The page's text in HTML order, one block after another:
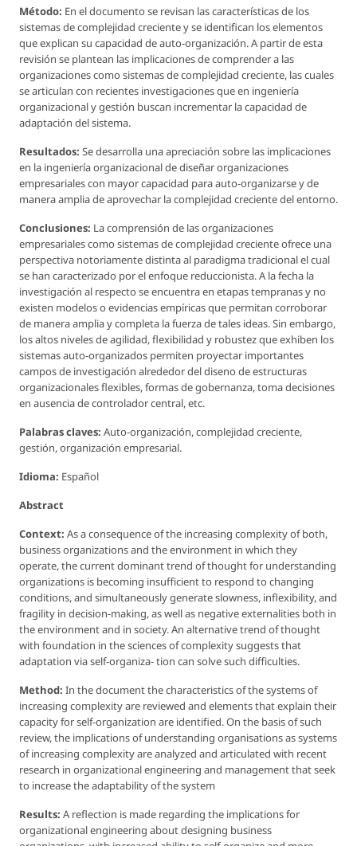
Método: En el documento se revisan las características de los
sistemas de complejidad creciente y se identifican los elementos
que explican su capacidad de auto-organización. A partir de esta
revisión se plantean las implicaciones de comprender a las
organizaciones como sistemas de complejidad creciente, las cuales
se articulan con recientes investigaciones que en ingeniería
organizacional y gestión buscan incrementar la capacidad de
adaptación del sistema.
Resultados: Se desarrolla una apreciación sobre las implicaciones
en la ingeniería organizacional de diseñar organizaciones
empresariales con mayor capacidad para auto-organizarse y de
manera amplia de aprovechar la complejidad creciente del entorno.
Conclusiones: La comprensión de las organizaciones
empresariales como sistemas de complejidad creciente ofrece una
perspectiva notoriamente distinta al paradigma tradicional el cual
se han caracterizado por el enfoque reduccionista. A la fecha la
investigación al respecto se encuentra en etapas tempranas y no
existen modelos o evidencias empíricas que permitan corroborar
de manera amplia y completa la fuerza de tales ideas. Sin embargo,
los altos niveles de agilidad, flexibilidad y robustez que exhiben los
sistemas auto-organizados permiten proyectar importantes
campos de investigación alrededor del diseno de estructuras
organizacionales flexibles, formas de gobernanza, toma decisiones
en ausencia de controlador central, etc.
Palabras claves: Auto-organización, complejidad creciente,
gestión, organización empresarial.
Idioma: Español
Abstract
Context: As a consequence of the increasing complexity of both,
business organizations and the environment in which they
operate, the current dominant trend of thought for understanding
organizations is becoming insufficient to respond to changing
conditions, and simultaneously generate slowness, inflexibility, and
fragility in decision-making, as well as negative externalities both in
the environment and in society. An alternative trend of thought
with foundation in the sciences of complexity suggests that
adaptation via self-organiza- tion can solve such difficulties.
Method: In the document the characteristics of the systems of
increasing complexity are reviewed and elements that explain their
capacity for self-organization are identified. On the basis of such
review, the implications of understanding organisations as systems
of increasing complexity are analyzed and articulated with recent
research in organizational engineering and management that seek
to increase the adaptability of the system
Results: A reflection is made regarding the implications for
organizational engineering about designing business